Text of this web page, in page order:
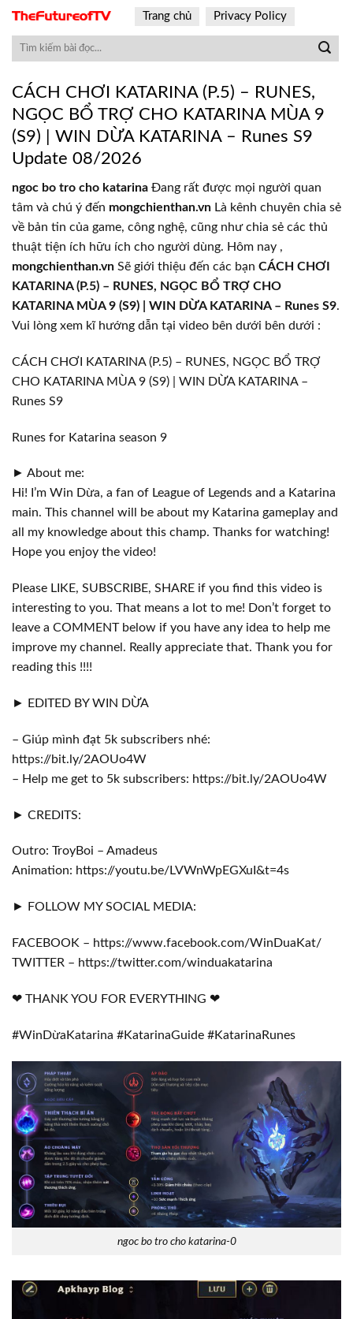
Skip
content
Trang chủ Privacy Policy
CÁCH CHƠI KATARINA (P.5) – RUNES,
NGỌC BỔ TRỢ CHO KATARINA MÙA 9
(S9) | WIN DỪA KATARINA – Runes S9
Update 08/2026
ngoc bo tro cho katarina Đang rất được mọi người quan
tâm và chú ý đến mongchienthan.vn Là kênh chuyên chia sẻ
về bản tin của game, công nghệ, cũng như chia sẻ các thủ
thuật tiện ích hữu ích cho người dùng. Hôm nay ,
mongchienthan.vn Sẽ giới thiệu đến các bạn CÁCH CHƠI
KATARINA (P.5) – RUNES, NGỌC BỔ TRỢ CHO
KATARINA MÙA 9 (S9) | WIN DỪA KATARINA – Runes S9.
Vui lòng xem kĩ hướng dẫn tại video bên dưới bên dưới :
CÁCH CHƠI KATARINA (P.5) – RUNES, NGỌC BỔ TRỢ
CHO KATARINA MÙA 9 (S9) | WIN DỪA KATARINA –
Runes S9
Runes for Katarina season 9
► About me:
Hi! I’m Win Dừa, a fan of League of Legends and a Katarina
main. This channel will be about my Katarina gameplay and
all my knowledge about this champ. Thanks for watching!
Hope you enjoy the video!
Please LIKE, SUBSCRIBE, SHARE if you find this video is
interesting to you. That means a lot to me! Don’t forget to
leave a COMMENT below if you have any idea to help me
improve my channel. Really appreciate that. Thank you for
reading this !!!!
► EDITED BY WIN DỪA
– Giúp mình đạt 5k subscribers nhé:
https://bit.ly/2AOUo4W
– Help me get to 5k subscribers: https://bit.ly/2AOUo4W
► CREDITS:
Outro: TroyBoi – Amadeus
Animation: https://youtu.be/LVWnWpEGXuI&t=4s
► FOLLOW MY SOCIAL MEDIA:
FACEBOOK – https://www.facebook.com/WinDuaKat/
TWITTER – https://twitter.com/winduakatarina
❤ THANK YOU FOR EVERYTHING ❤
#WinDừaKatarina #KatarinaGuide #KatarinaRunes
ngoc bo tro cho katarina-0